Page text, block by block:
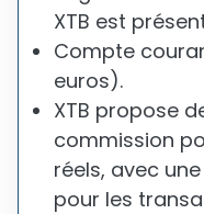
XTB est
Compte
euros).
XTB propose
commission
réels, avec
pour les